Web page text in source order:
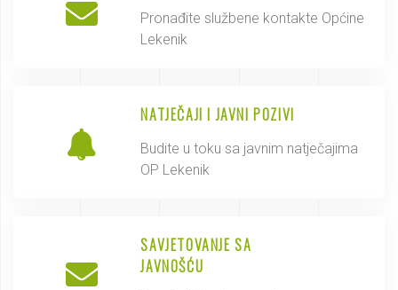
Pronađite službene kontakte Općine
Lekenik
NATJEČAJI I JAVNI POZIVI
Budite u toku sa javnim natječajima
OP Lekenik
SAVJETOVANJE SA
JAVNOŠĆU